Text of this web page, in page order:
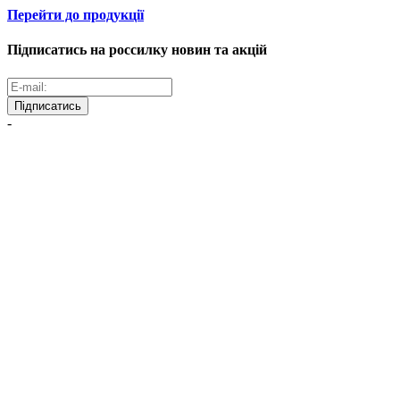
Перейти до продукції
Підписатись на россилку новин та акцій
Підписатись
-